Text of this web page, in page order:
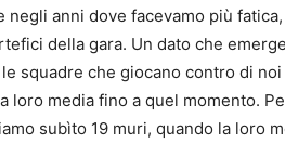
negli anni dove facevamo più
della gara. Un dato che
squadre che giocano contro di
loro media fino a quel momento.
subìto 19 muri, quando la loro